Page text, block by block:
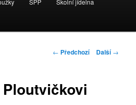
Navigace
← Předchozí Další→